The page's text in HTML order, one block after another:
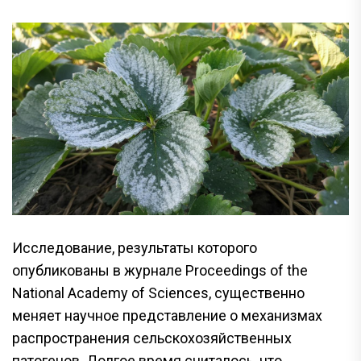
Исследование, результаты которого
опубликованы в журнале Proceedings of the
National Academy of Sciences, существенно
меняет научное представление о механизмах
распространения сельскохозяйственных